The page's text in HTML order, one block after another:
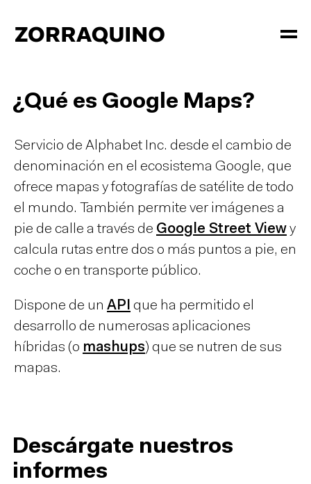
¿Qué es Google Maps?
Servicio de Alphabet Inc. desde el cambio de
denominación en el ecosistema Google, que
ofrece mapas y fotografías de satélite de todo
el mundo. También permite ver imágenes a
pie de calle a través de Google Street Viewy
calcula rutas entre dos o más puntos a pie, en
coche o en transporte público.
Dispone de un API que ha permitido el
desarrollo de numerosas aplicaciones
híbridas (o mashups) que se nutren de sus
mapas.
Descárgate nuestros
informes